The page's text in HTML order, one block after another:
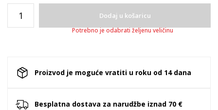
Dodaj u košaricu
Potrebno je odabrati željenu veličinu
Proizvod je moguće vratiti u roku od 14 dana
Besplatna dostava za narudžbe iznad 70 €